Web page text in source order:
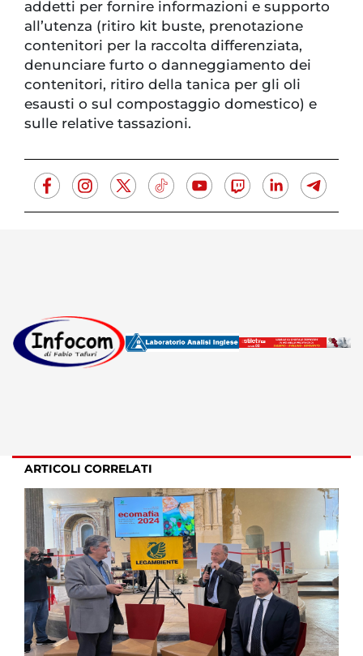
addetti per fornire informazioni e supporto
all’utenza (ritiro kit buste, prenotazione
contenitori per la raccolta differenziata,
denunciare furto o danneggiamento dei
contenitori, ritiro della tanica per gli oli
esausti o sul compostaggio domestico) e
sulle relative tassazioni.
ARTICOLI CORRELATI